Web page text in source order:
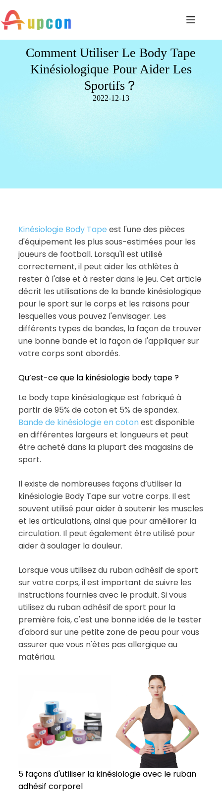
Comment Utiliser Le Body Tape
Kinésiologique Pour Aider Les
Sportifs？
2022-12-13
Kinésiologie Body Tape est l'une des pièces
d'équipement les plus sous-estimées pour les
joueurs de football. Lorsqu'il est utilisé
correctement, il peut aider les athlètes à
rester à l'aise et à rester dans le jeu. Cet article
décrit les utilisations de la bande kinésiologique
pour le sport sur le corps et les raisons pour
lesquelles vous pouvez l'envisager. Les
différents types de bandes, la façon de trouver
une bonne bande et la façon de l'appliquer sur
votre corps sont abordés.
Qu’est-ce que la kinésiologie body tape ?
Le body tape kinésiologique est fabriqué à
partir de 95% de coton et 5% de spandex.
Bande de kinésiologie en coton est disponible
en différentes largeurs et longueurs et peut
être acheté dans la plupart des magasins de
sport.
Il existe de nombreuses façons d’utiliser la
kinésiologie Body Tape sur votre corps. Il est
souvent utilisé pour aider à soutenir les muscles
et les articulations, ainsi que pour améliorer la
circulation. Il peut également être utilisé pour
aider à soulager la douleur.
Lorsque vous utilisez du ruban adhésif de sport
sur votre corps, il est important de suivre les
instructions fournies avec le produit. Si vous
utilisez du ruban adhésif de sport pour la
première fois, c'est une bonne idée de le tester
d'abord sur une petite zone de peau pour vous
assurer que vous n'êtes pas allergique au
matériau.
5 façons d'utiliser la kinésiologie avec le ruban
adhésif corporel